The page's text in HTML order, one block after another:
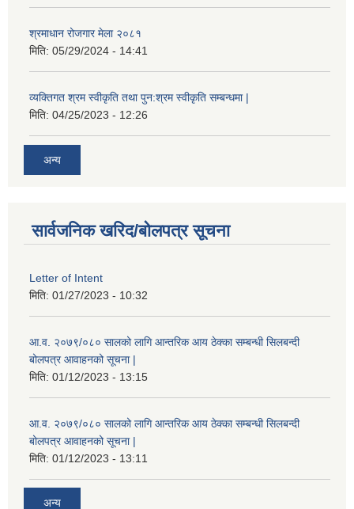
श्रमाधान रोजगार मेला २०८१
मिति: 05/29/2024 - 14:41
व्यक्तिगत श्रम स्वीकृति तथा पुन:श्रम स्वीकृति सम्बन्धमा |
मिति: 04/25/2023 - 12:26
अन्य
सार्वजनिक खरिद/बोलपत्र सूचना
Letter of Intent
मिति: 01/27/2023 - 10:32
आ.व. २०७९/०८० सालको लागि आन्तरिक आय ठेक्का सम्बन्धी सिलबन्दी
बोलपत्र आवाहनको सूचना |
मिति: 01/12/2023 - 13:15
आ.व. २०७९/०८० सालको लागि आन्तरिक आय ठेक्का सम्बन्धी सिलबन्दी
बोलपत्र आवाहनको सूचना |
मिति: 01/12/2023 - 13:11
अन्य